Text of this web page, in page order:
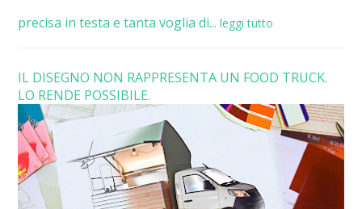
precisa in testa e tanta voglia di... leggi tutto
IL DISEGNO NON RAPPRESENTA UN FOOD TRUCK.
LO RENDE POSSIBILE.